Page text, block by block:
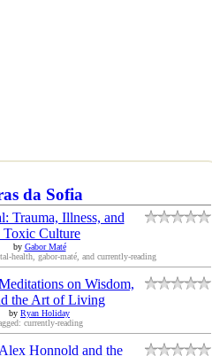
da Sofia
Trauma, Illness, and
Toxic Culture
by Gabor Maté
health, gabor-maté, and currently-reading
on Wisdom,
the Art of Living
by Ryan Holiday
currently-reading
Honnold and the